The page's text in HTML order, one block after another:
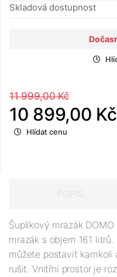
Skladová dostupnost
11 999,00 Kč
10 899,00 Kč
Hlídat cenu
Šuplíkový mrazák
mrazák s objem 161
můžete postavit kamkoli
rušit. Vnitřní prostor je